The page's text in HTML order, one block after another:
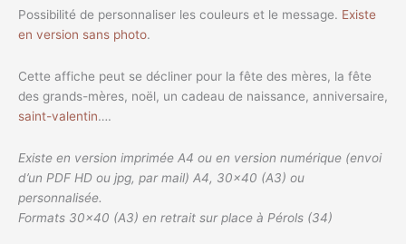
Possibilité de personnaliser les couleurs et le message. Existe
en version sans photo.
Cette affiche peut se décliner pour la fête des mères, la fête
des grands-mères, noël, un cadeau de naissance, anniversaire,
saint-valentin….
Existe en version imprimée A4 ou en version numérique (envoi
d’un PDF HD ou jpg, par mail) A4, 30×40 (A3) ou
personnalisée.
Formats 30×40 (A3) en retrait sur place à Pérols (34)